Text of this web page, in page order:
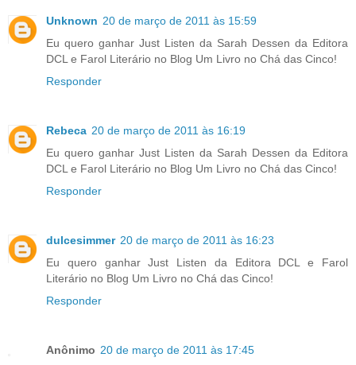
Unknown 20 de março de 2011 às 15:59
Eu quero ganhar Just Listen da Sarah Dessen da Editora
DCL e Farol Literário no Blog Um Livro no Chá das Cinco!
Responder
Rebeca 20 de março de 2011 às 16:19
Eu quero ganhar Just Listen da Sarah Dessen da Editora
DCL e Farol Literário no Blog Um Livro no Chá das Cinco!
Responder
dulcesimmer 20 de março de 2011 às 16:23
Eu quero ganhar Just Listen da Editora DCL e Farol
Literário no Blog Um Livro no Chá das Cinco!
Responder
Anônimo 20 de março de 2011 às 17:45